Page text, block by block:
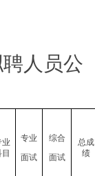
人员公
业
专业
面试
综合
面试
总成
绩